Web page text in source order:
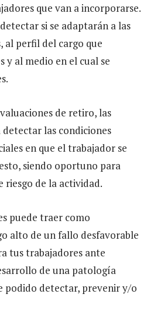
que van a incorporarse.
si se adaptarán a las
al perfil del cargo que
y al medio en el cual se
de retiro, las
las condiciones
en que el trabajador se
siendo oportuno para
de la actividad.
puede traer como
alto de un fallo desfavorable
tus trabajadores ante
de una patología
podido detectar, prevenir y/o